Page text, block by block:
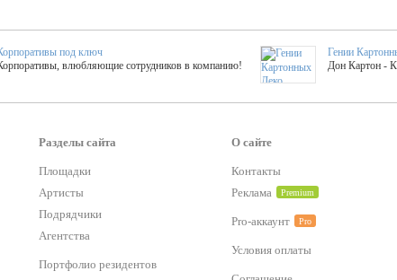
под ключ
влюбляющие сотрудников в компанию!
Гении
Дон Картон -
классы
активностей! Смета за 15 минут!
Букинг компания №1
Оперативная информация о
второй заказ контента со скидкой в 15%
Хотите весело?
Разделы сайта
Площадки
Артисты
Подрядчики
Агентства
Портфолио резидентов
О сайте
Контакты
Реклама
Premium
Pro-аккаунт Pro
Условия оплаты